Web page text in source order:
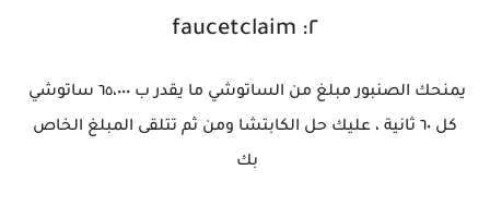
٢: faucetclaim
يمنحك الصنبور مبلغ من الساتوشي ما يقدر ب ٦٥،٠٠٠ ساتوشي
كل ٦٠ ثانية ، عليك حل الكابتشا ومن ثم تتلقى المبلغ الخاص
بك